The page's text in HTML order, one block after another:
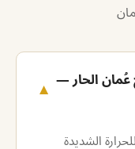
الحار —
▼
الشديدة